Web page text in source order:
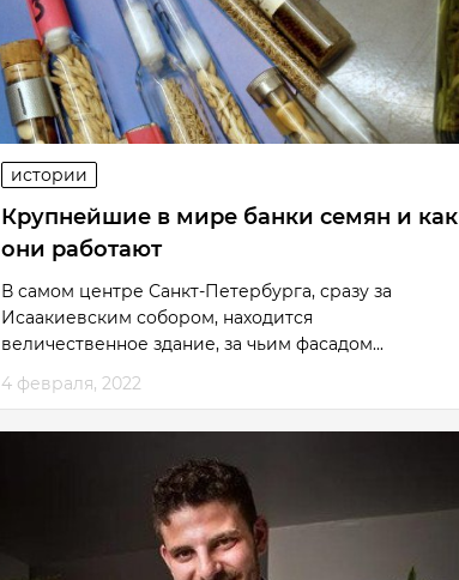
истории
Крупнейшие в мире банки семян и как
они работают
В самом центре Санкт-Петербурга, сразу за
Исаакиевским собором, находится
величественное здание, за чьим фасадом...
4 февраля, 2022